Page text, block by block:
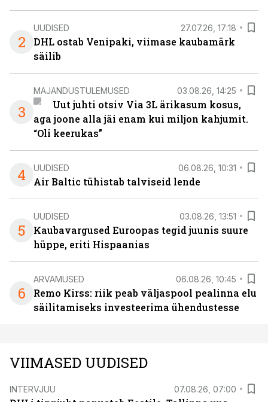
2
UUDISED 27.07.26, 17:18
DHL ostab Venipaki, viimase kaubamärk
säilib
3
MAJANDUSTULEMUSED 03.08.26, 14:25
Uut juhti otsiv Via 3L ärikasum kosus,
aga joone alla jäi enam kui miljon kahjumit.
“Oli keerukas”
4 UUDISED 06.08.26, 10:31
Air Baltic tühistab talviseid lende
5
UUDISED 03.08.26, 13:51
Kaubavargused Euroopas tegid juunis suure
hüppe, eriti Hispaanias
6
ARVAMUSED 06.08.26, 10:45
Remo Kirss: riik peab väljaspool pealinna elu
säilitamiseks investeerima ühendustesse
VIIMASED UUDISED
INTERVJUU 07.08.26, 07:00